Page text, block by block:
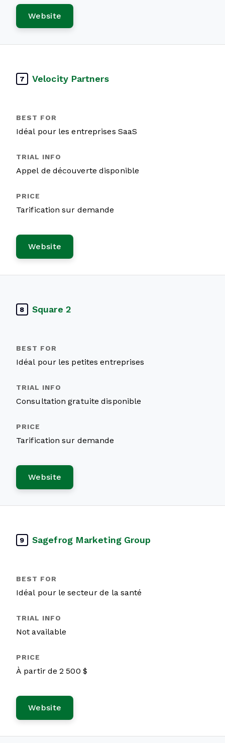
Website
7 Velocity Partners
Idéal pour les entreprises SaaS
Appel de découverte disponible
Tarification sur demande
Website
8 Square 2
Idéal pour les petites entreprises
Consultation gratuite disponible
Tarification sur demande
Website
9 Sagefrog Marketing Group
Idéal pour le secteur de la santé
Not available
À partir de 2 500 $
Website